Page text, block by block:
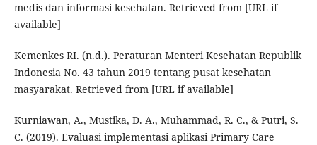
medis dan informasi kesehatan. Retrieved from [URL if
available]
Kemenkes RI. (n.d.). Peraturan Menteri Kesehatan Republik
Indonesia No. 43 tahun 2019 tentang pusat kesehatan
masyarakat. Retrieved from [URL if available]
Kurniawan, A., Mustika, D. A., Muhammad, R. C., & Putri, S.
C. (2019). Evaluasi implementasi aplikasi Primary Care